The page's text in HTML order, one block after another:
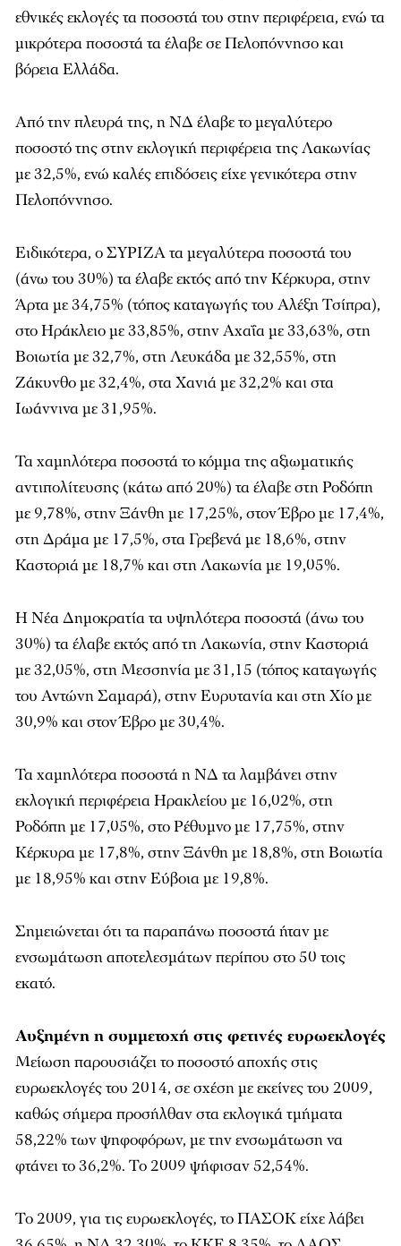
εθνικές εκλογές τα ποσοστά του στην περιφέρεια, ενώ τα
μικρότερα ποσοστά τα έλαβε σε Πελοπόννησο και
βόρεια Ελλάδα.
Από την πλευρά της, η ΝΔ έλαβε το μεγαλύτερο
ποσοστό της στην εκλογική περιφέρεια της Λακωνίας
με 32,5%, ενώ καλές επιδόσεις είχε γενικότερα στην
Πελοπόννησο.
Ειδικότερα, ο ΣΥΡΙΖΑ τα μεγαλύτερα ποσοστά του
(άνω του 30%) τα έλαβε εκτός από την Κέρκυρα, στην
Άρτα με 34,75% (τόπος καταγωγής του Αλέξη Τσίπρα),
στο Ηράκλειο με 33,85%, στην Αχαΐα με 33,63%, στη
Βοιωτία με 32,7%, στη Λευκάδα με 32,55%, στη
Ζάκυνθο με 32,4%, στα Χανιά με 32,2% και στα
Ιωάννινα με 31,95%.
Τα χαμηλότερα ποσοστά το κόμμα της αξιωματικής
αντιπολίτευσης (κάτω από 20%) τα έλαβε στη Ροδόπη
με 9,78%, στην Ξάνθη με 17,25%, στον Έβρο με 17,4%,
στη Δράμα με 17,5%, στα Γρεβενά με 18,6%, στην
Καστοριά με 18,7% και στη Λακωνία με 19,05%.
Η Νέα Δημοκρατία τα υψηλότερα ποσοστά (άνω του
30%) τα έλαβε εκτός από τη Λακωνία, στην Καστοριά
με 32,05%, στη Μεσσηνία με 31,15 (τόπος καταγωγής
του Αντώνη Σαμαρά), στην Ευρυτανία και στη Χίο με
30,9% και στον Έβρο με 30,4%.
Τα χαμηλότερα ποσοστά η ΝΔ τα λαμβάνει στην
εκλογική περιφέρεια Ηρακλείου με 16,02%, στη
Ροδόπη με 17,05%, στο Ρέθυμνο με 17,75%, στην
Κέρκυρα με 17,8%, στην Ξάνθη με 18,8%, στη Βοιωτία
με 18,95% και στην Εύβοια με 19,8%.
Σημειώνεται ότι τα παραπάνω ποσοστά ήταν με
ενσωμάτωση αποτελεσμάτων περίπου στο 50 τοις
εκατό.
Αυξημένη η συμμετοχή στις φετινές ευρωεκλογές
Μείωση παρουσιάζει το ποσοστό αποχής στις
ευρωεκλογές του 2014, σε σχέση με εκείνες του 2009,
καθώς σήμερα προσήλθαν στα εκλογικά τμήματα
58,22% των ψηφοφόρων, με την ενσωμάτωση να
φτάνει το 36,2%. Το 2009 ψήφισαν 52,54%.
Το 2009, για τις ευρωεκλογές, το ΠΑΣΟΚ είχε λάβει